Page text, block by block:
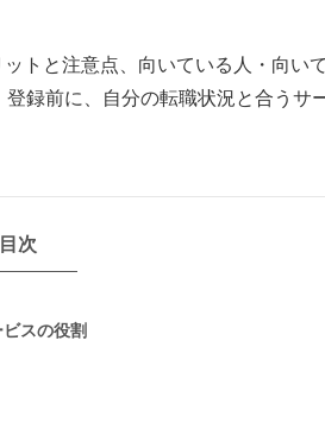
トと注意点、向いている人・向い
録前に、自分の転職状況と合うサ
目次
スの役割